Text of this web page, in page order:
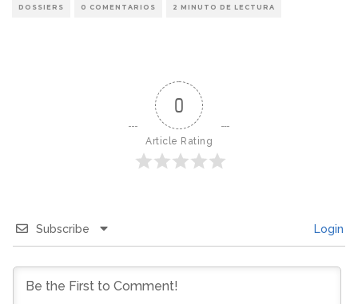
DOSSIERS 0 COMENTARIOS 2 MINUTO DE LECTURA
0
Article Rating
Subscribe Login